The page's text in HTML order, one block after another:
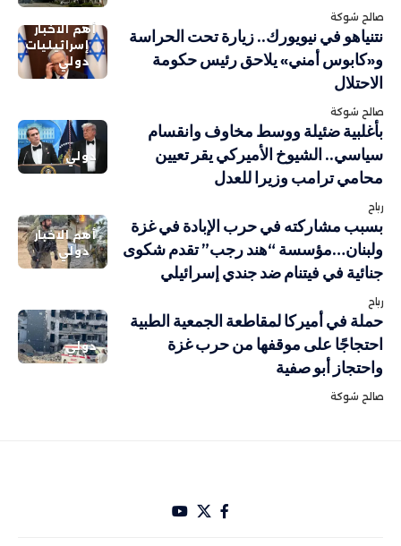
صالح شوكة
أهم الاخبار
إسرائيليات
دولي
نتنياهو في نيويورك.. زيارة تحت الحراسة
و«كابوس أمني» يلاحق رئيس حكومة
الاحتلال
صالح شوكة
دولي
بأغلبية ضئيلة ووسط مخاوف وانقسام
سياسي.. الشيوخ الأميركي يقر تعيين
محامي ترامب وزيرا للعدل
رباح
أهم الاخبار
دولي
بسبب مشاركته في حرب الإبادة في غزة
ولبنان…مؤسسة “هند رجب” تقدم شكوى
جنائية في فيتنام ضد جندي إسرائيلي
رباح
دولي
حملة في أميركا لمقاطعة الجمعية الطبية
احتجاجًا على موقفها من حرب غزة
واحتجاز أبو صفية
صالح شوكة